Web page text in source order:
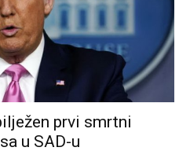
prvi smrtni
u SAD-u